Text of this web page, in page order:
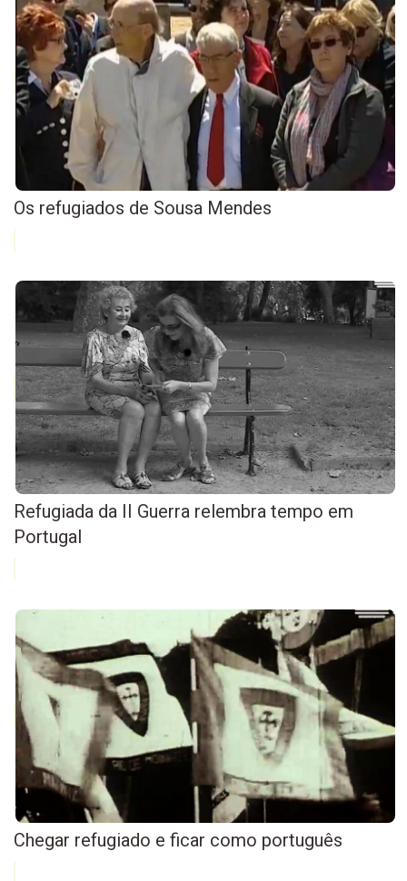
Os refugiados de Sousa Mendes
Refugiada da II Guerra relembra tempo em
Portugal
Chegar refugiado e ficar como português